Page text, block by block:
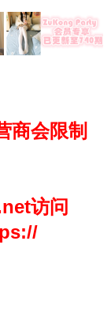
商会限制
访问